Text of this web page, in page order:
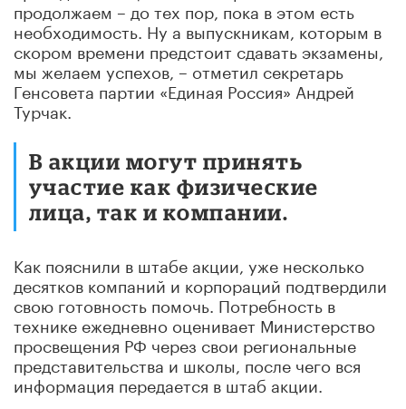
продолжаем – до тех пор, пока в этом есть
необходимость. Ну а выпускникам, которым в
скором времени предстоит сдавать экзамены,
мы желаем успехов, – отметил секретарь
Генсовета партии «Единая Россия» Андрей
Турчак.
В акции могут принять
участие как физические
лица, так и компании.
Как пояснили в штабе акции, уже несколько
десятков компаний и корпораций подтвердили
свою готовность помочь. Потребность в
технике ежедневно оценивает Министерство
просвещения РФ через свои региональные
представительства и школы, после чего вся
информация передается в штаб акции.